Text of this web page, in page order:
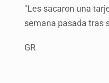
"Les sacaron una
semana pasada tras
GR